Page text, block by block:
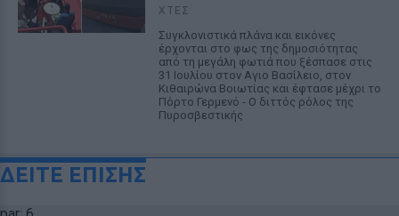
ΧΤΕΣ
Συγκλονιστικά πλάνα και εικόνες
έρχονται στο φως της δημοσιότητας
από τη μεγάλη φωτιά που ξέσπασε στις
31 Ιουλίου στον Αγιο Βασίλειο, στον
Κιθαιρώνα Βοιωτίας και έφτασε μέχρι το
Πόρτο Γερμενό - Ο διττός ρόλος της
Πυροσβεστικής
ΔΕΙΤΕ ΕΠΙΣΗΣ